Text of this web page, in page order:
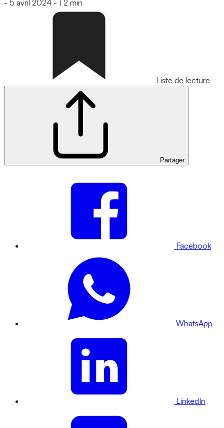
- 5 avril 2024 - 2 min
Liste de lecture
Partager
Facebook
WhatsApp
LinkedIn